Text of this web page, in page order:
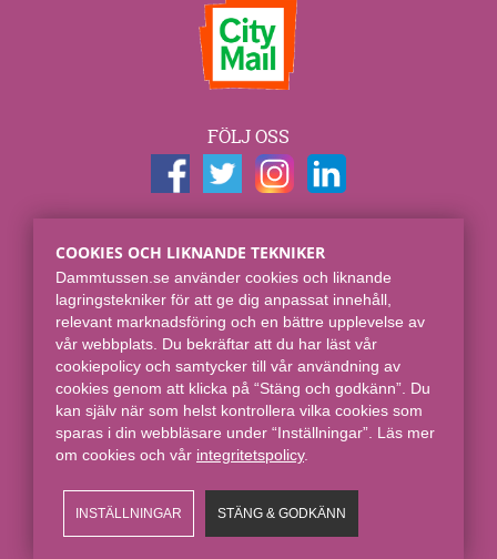
FÖLJ OSS
Spjut E-commerce Group AB
Skaraborgsgatan 7
118 46 Stockholm
Online sedan 2008.
COOKIES OCH LIKNANDE TEKNIKER
Dammtussen.se använder cookies och liknande
lagringstekniker för att ge dig anpassat innehåll,
relevant marknadsföring och en bättre upplevelse av
vår webbplats. Du bekräftar att du har läst vår
cookiepolicy och samtycker till vår användning av
cookies genom att klicka på “Stäng och godkänn”. Du
kan själv när som helst kontrollera vilka cookies som
sparas i din webbläsare under “Inställningar”. Läs mer
om cookies och vår integritetspolicy​.
INSTÄLLNINGAR STÄNG & GODKÄNN